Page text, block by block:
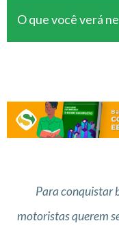
O que você verá
Para conquistar
motoristas querem